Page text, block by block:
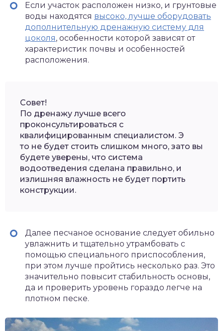
Если участок расположен низко, и грунтовые
воды находятся высоко, лучше оборудовать
дополнительную дренажную систему для
цоколя, особенности которой зависят от
характеристик почвы и особенностей
расположения.
Совет!
По дренажу лучше всего
проконсультироваться с
квалифицированным специалистом. Э
то не будет стоить слишком много, зато вы
будете уверены, что система
водоотведения сделана правильно, и
излишняя влажность не будет портить
конструкции.
Далее песчаное основание следует обильно
увлажнить и тщательно утрамбовать с
помощью специального приспособления,
при этом лучше пройтись несколько раз. Это
значительно повысит стабильность основы,
да и проверить уровень гораздо легче на
плотном песке.